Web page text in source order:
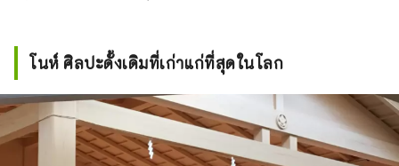
ค่ำคืนแบบพาโนรามาจากภูเขาร็อคโค แบรนด์โก
เบที่มีชื่อเสียงระดับโลก KOBE BEEF ซึ่งมีความ
หมายเหมือนกันกับเนื้อทาจิมะ เป็นหนึ่งในเนื้อวัว
ชั้นนำของญี่ปุ่น และข้าวสาเก ``เฮียวโงะ ยามา
ดะ นิชิกิ'' คืออัญมณีที่จะทำให้คุณประหลาดใจ
อาริมะออนเซ็นเป็นบ่อน้ำพุร้อนที่มีชื่อเสียง และคิ
โนห์ ศิลปะดั้งเดิมที่เก่าแก่ที่สุดในโลก